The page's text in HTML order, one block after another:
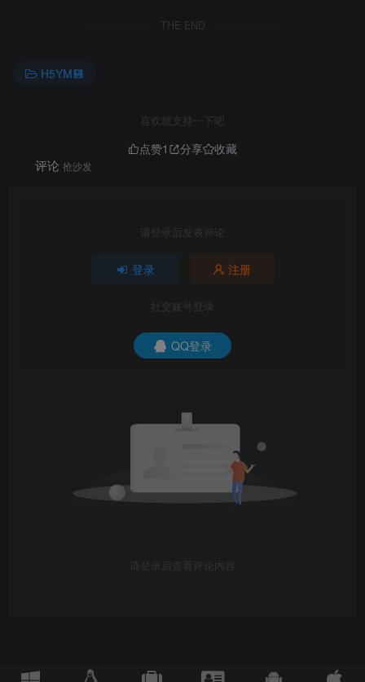
THE END
H5YM💾
喜欢就支持一下吧
点赞1 分享 收藏
评论 抢沙发
请登录后发表评论
登录 注册
社交账号登录
QQ登录
请登录后查看评论内容